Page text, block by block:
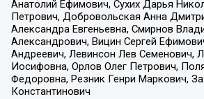
Анатолий Ефимович, Сухих Дарья
Петрович, Добровольская Анна
Александра Евгеньевна, Смирнов
Александрович, Вицин Сергей
Андреевич, Левинсон Лев Семенович,
Иосифовна, Орлов Олег Петрович,
Федоровна, Резник Генри Маркович,
Константинович